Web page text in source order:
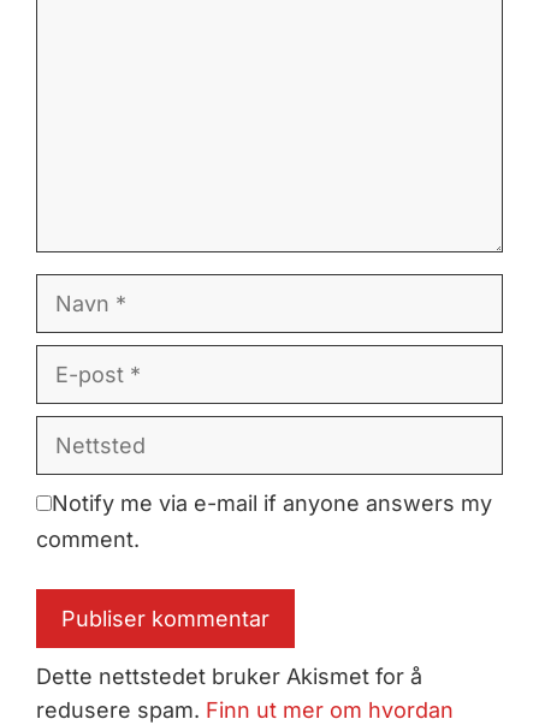
Navn
E-
post
Nettsted
Notify me via e-mail if anyone answers my
comment.
Dette nettstedet bruker Akismet for å
redusere spam. Finn ut mer om hvordan